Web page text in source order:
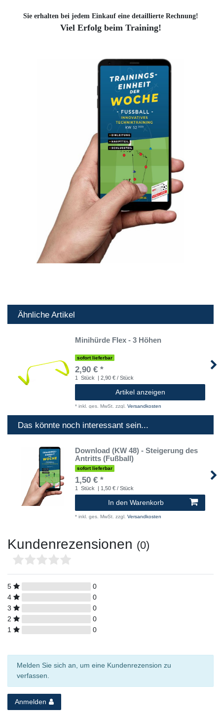
Sie erhalten bei jedem Einkauf eine detaillierte Rechnung!
Viel Erfolg beim Training!
Ähnliche Artikel
Minihürde Flex - 3 Höhen
sofort lieferbar
2,90 € *
1 Stück | 2,90 € / Stück
Artikel anzeigen
* inkl. ges. MwSt. zzgl. Versandkosten
Das könnte noch interessant sein...
Download (KW 48) - Steigerung des
Antritts (Fußball)
sofort lieferbar
1,50 € *
1 Stück | 1,50 € / Stück
In den Warenkorb
* inkl. ges. MwSt. zzgl. Versandkosten
Kundenrezensionen (0)
5
0
4
0
3
0
2
0
1
0
Melden Sie sich an, um eine Kundenrezension zu
verfassen.
Anmelden